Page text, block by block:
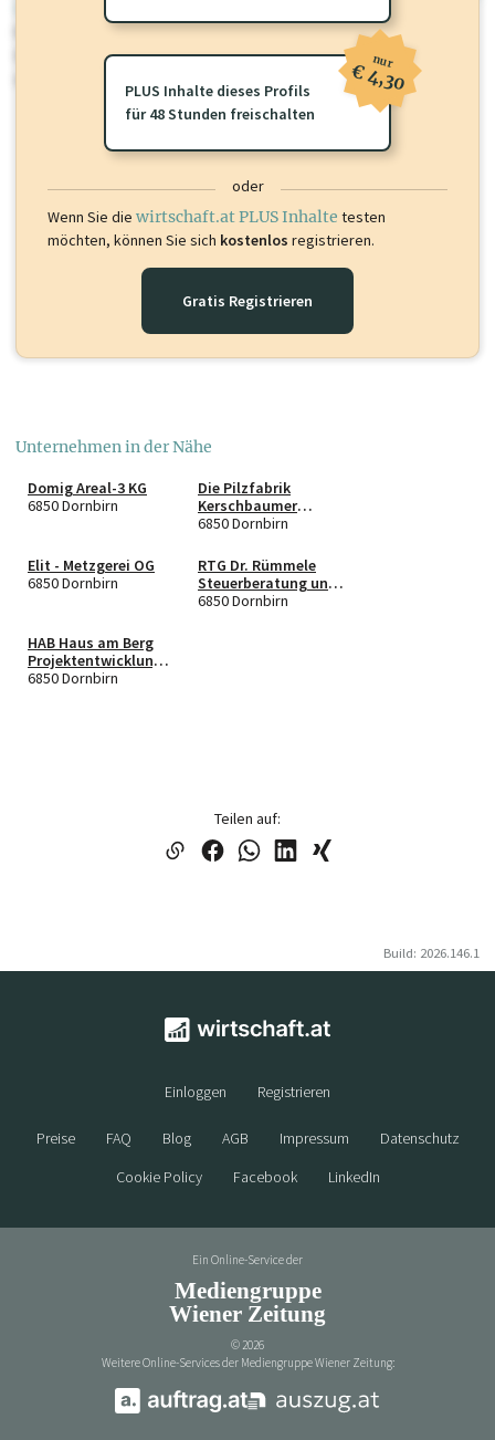
Für dieses Profil gibt es zusätzlichewirtschaft.at PLUS Inhalte
Sie momentan nicht einsehen können. Schalten Sie dieses Profil frei
oder loggen Sie sich ein um diese Inhalte zu sehen.
PLUS Inhalte dieses Profils
für 48 Stunden freischalten
nur
€ 4,30
oder
Wenn Sie die wirtschaft.at PLUS Inhalte testen
möchten, können Sie sich kostenlos registrieren.
Gratis Registrieren
Unternehmen in der Nähe
Domig Areal-3 KG
6850 Dornbirn
Die Pilzfabrik
Kerschbaumer
Dublyanskiy OG
6850 Dornbirn
Elit - Metzgerei OG
6850 Dornbirn
RTG Dr. Rümmele
Steuerberatung und
Wirtschaftsprüfung
6850 Dornbirn
HAB Haus am Berg
Projektentwicklungs
gesellschaft GmbH
6850 Dornbirn
Teilen auf:
Build: 2026.146.1
Einloggen Registrieren
Preise FAQ Blog AGB Impressum
Datenschutz
Cookie Policy
Facebook LinkedIn
Ein Online-Service der
Mediengruppe
Wiener Zeitung
© 2026
Weitere Online-Services der Mediengruppe Wiener Zeitung: